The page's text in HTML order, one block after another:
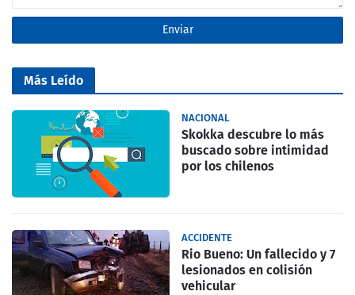
Más Leído
NACIONAL
Skokka descubre lo más
buscado sobre intimidad
por los chilenos
ACCIDENTE
Rio Bueno: Un fallecido y 7
lesionados en colisión
vehicular